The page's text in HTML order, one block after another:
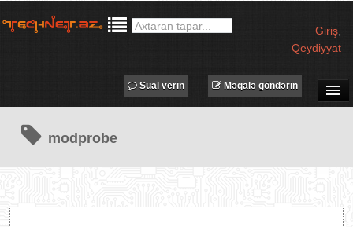
Giriş
Qeydiyyat
MƏQALƏLƏR
Məqalə göndərin
Sual verin
modprobe